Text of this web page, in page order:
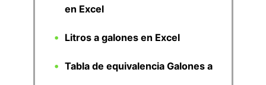
en Excel
Litros a galones en Excel
Tabla de equivalencia Galones a